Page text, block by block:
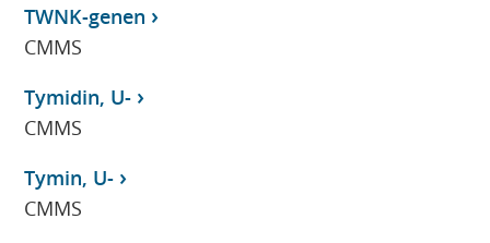
TWNK-genen
CMMS
Tymidin, U-
CMMS
Tymin, U-
CMMS